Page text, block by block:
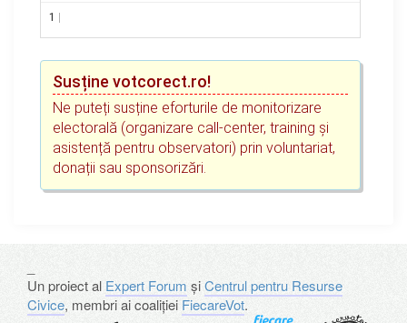
1
Susține votcorect.ro!
Ne puteți susține eforturile de monitorizare
electorală (organizare call-center, training și
asistență pentru observatori) prin voluntariat,
donații sau sponsorizări.
Un proiect al Expert Forum șiCentrul pentru Resurse
Civice, membri ai coaliției FiecareVot.